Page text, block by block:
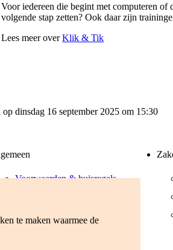
te maken waarmee de
Voor iedereen die begint met computeren of
volgende stap zetten? Ook daar zijn
Lees meer overKlik & Tik
dinsdag 16 september 2025 om 15:30
Voorwaarden & huisregels
Werken bij